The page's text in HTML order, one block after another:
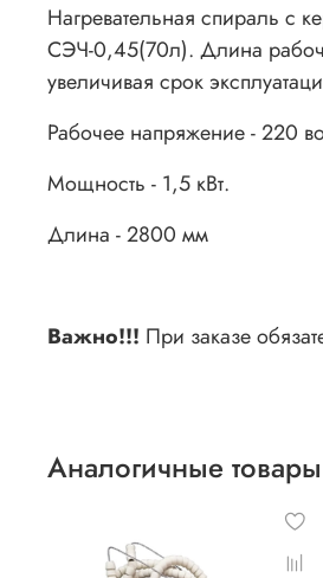
Нагревательная спираль
СЭЧ-0,45(70л). Длина
увеличивая срок
Рабочее напряжение - 220
Мощность - 1,5 кВт.
Длина - 2800 мм
Важно!!! При заказе
Аналогичные товары